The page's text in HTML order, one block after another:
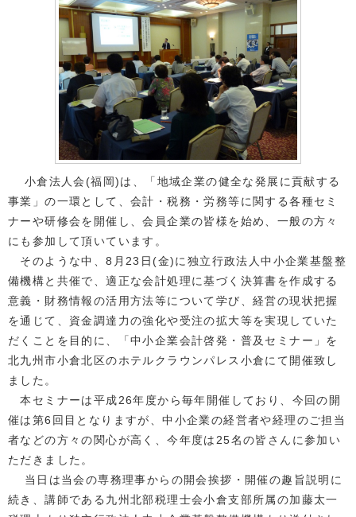
小倉法人会(福岡)は、「地域企業の健全な発展に貢献する
事業」の一環として、会計・税務・労務等に関する各種セミ
ナーや研修会を開催し、会員企業の皆様を始め、一般の方々
にも参加して頂いています。
そのような中、8月23日(金)に独立行政法人中小企業基盤整
備機構と共催で、適正な会計処理に基づく決算書を作成する
意義・財務情報の活用方法等について学び、経営の現状把握
を通じて、資金調達力の強化や受注の拡大等を実現していた
だくことを目的に、「中小企業会計啓発・普及セミナー」を
北九州市小倉北区のホテルクラウンパレス小倉にて開催致し
ました。
本セミナーは平成26年度から毎年開催しており、今回の開
催は第6回目となりますが、中小企業の経営者や経理のご担当
者などの方々の関心が高く、今年度は25名の皆さんに参加い
ただきました。
当日は当会の専務理事からの開会挨拶・開催の趣旨説明に
続き、講師である九州北部税理士会小倉支部所属の加藤太一